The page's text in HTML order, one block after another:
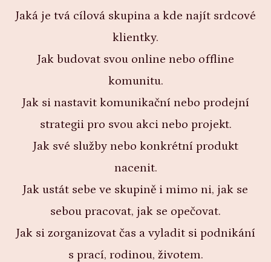
Jaká je tvá cílová skupina a kde najít srdcové
klientky.
Jak budovat svou online nebo offline
komunitu.
Jak si nastavit komunikační nebo prodejní
strategii pro svou akci nebo projekt.
Jak své služby nebo konkrétní produkt
nacenit.
Jak ustát sebe ve skupině i mimo ni, jak se
sebou pracovat, jak se opečovat.
Jak si zorganizovat čas a vyladit si podnikání
s prací, rodinou, životem.